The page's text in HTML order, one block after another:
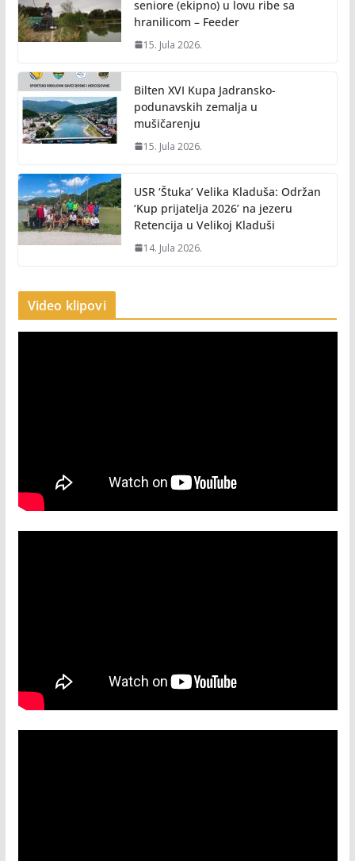
seniore (ekipno) u lovu ribe sa
hranilicom – Feeder
15. Jula 2026.
Bilten XVI Kupa Jadransko-
podunavskih zemalja u
mušičarenju
15. Jula 2026.
USR ‘Štuka’ Velika Kladuša: Održan
‘Kup prijatelja 2026’ na jezeru
Retencija u Velikoj Kladuši
14. Jula 2026.
Video klipovi